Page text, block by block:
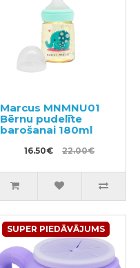
Marcus MNMNU01
Bērnu pudelīte
barošanai 180ml
16.50€ 22.00€
SUPER PIEDĀVĀJUMS